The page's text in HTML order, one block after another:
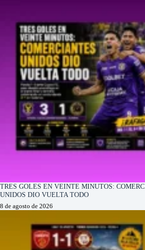
TRES GOLES EN VEINTE MINUTOS:
UNIDOS DIO VUELTA TODO
8 de agosto de 2026